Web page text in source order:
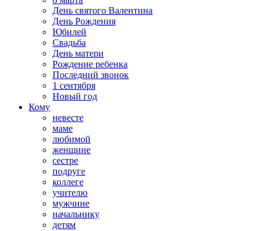
День святого Валентина
День Рождения
Юбилей
Свадьба
День матери
Рождение ребенка
Последний звонок
1 сентября
Новый год
Кому
невесте
маме
любимой
женщине
сестре
подруге
коллеге
учителю
мужчине
начальнику
детям